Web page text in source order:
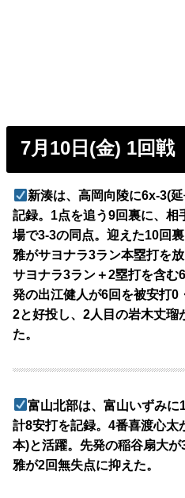
7月10日(金) 1回戦
新湊は、高岡向陵に6x-3(
記録。1点を追う9回裏に、相
場で3-3の同点。迎えた10回
雅がサヨナラ3ラン本塁打を
サヨナラ3ラン＋2塁打を含む
発の出江健人が6回を被安打0
2と好投し、2人目の岩木丈瑠
た。
富山北部は、富山いずみに
計8安打を記録。4番喜渡心太
本)と活躍。先発の稲谷扇大
雅が2回無失点に抑えた。